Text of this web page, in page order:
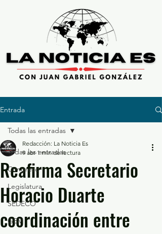
Entrada
Todas las entradas
Congreso
Legislatura
SEDECO
GEM
Todas las entradas
Reafirma Secretario
Horacio Duarte
coordinación entre
Redacción: La Noticia Es
9 abr 1 min de lectura